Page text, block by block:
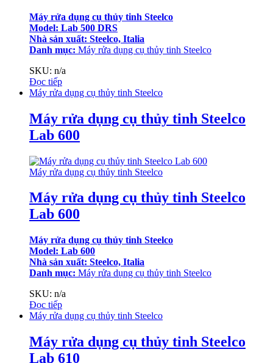
Máy rửa dụng cụ thủy tinh Steelco
Model: Lab 500 DRS
Nhà sản xuất: Steelco, Italia
Danh mục: Máy rửa dụng cụ thủy tinh Steelco
SKU: n/a
Đọc tiếp
Máy rửa dụng cụ thủy tinh Steelco
Máy rửa dụng cụ thủy tinh Steelco
Lab 600
Máy rửa dụng cụ thủy tinh Steelco
Máy rửa dụng cụ thủy tinh Steelco
Lab 600
Máy rửa dụng cụ thủy tinh Steelco
Model: Lab 600
Nhà sản xuất: Steelco, Italia
Danh mục: Máy rửa dụng cụ thủy tinh Steelco
SKU: n/a
Đọc tiếp
Máy rửa dụng cụ thủy tinh Steelco
Máy rửa dụng cụ thủy tinh Steelco
Lab 610